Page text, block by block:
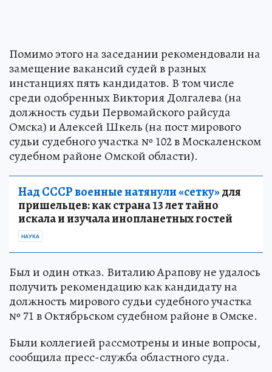
Помимо этого на заседании рекомендовали на
замещение вакансий судей в разных
инстанциях пять кандидатов. В том числе
среди одобренных Виктория Долгалева (на
должность судьи Первомайского райсуда
Омска) и Алексей Шкель (на пост мирового
судьи судебного участка № 102 в Москаленском
судебном районе Омской области).
Над СССР военные натянули «сетку»для
пришельцев: как страна 13 лет тайно
искала и изучала инопланетных гостей
НАУКА
Был и один отказ. Виталию Арапову не удалось
получить рекомендацию как кандидату на
должность мирового судьи судебного участка
№ 71 в Октябрьском судебном районе в Омске.
Были коллегией рассмотрены и иные вопросы,
сообщила пресс-служба областного суда.